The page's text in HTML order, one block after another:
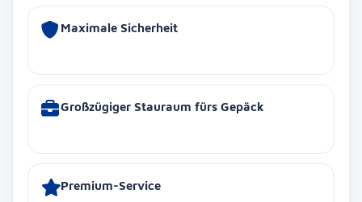
Maximale Sicherheit
Großzügiger Stauraum fürs Gepäck
Premium-Service